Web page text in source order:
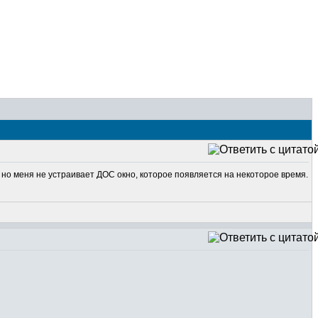
меня не устраивает ДОС окно, которое появляется на некоторое время.